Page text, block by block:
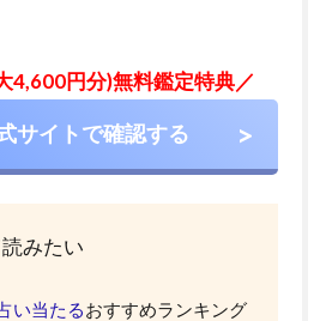
4,600円分)無料鑑定特典／
サイトで確認する
みたい
い当たるおすすめランキング